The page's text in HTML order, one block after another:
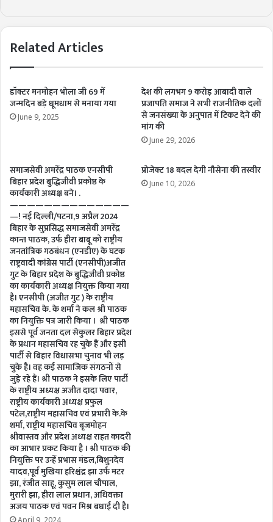
Related Articles
डॉक्टर मनमोहन भोला जी 69 में
जन्मदिन बड़े धूमधाम से मनाया गया
June 9, 2025
देश की लगभग 9 करोड़ आबादी वाले
प्रजापति समाज ने सभी राजनीतिक दलों
से जनसंख्या के अनुपात में टिकट देने की
मांग की
June 29, 2026
समाजसेवी अमरेंद्र पाठक एनसीपी
बिहार प्रदेश बुद्धिजीवी प्रकोष्ठ के
कार्यकारी अध्यक्ष बने। .
——————————————
—! नई दिल्ली/पटना,9 अप्रैल 2024
बिहार के सुप्रसिद्ध समाजसेवी अमरेंद्र
कान्त पाठक, उर्फ हीरा बाबू को राष्ट्रीय
जनतांत्रिक गठबंधन (एनडीए) के घटक
राष्ट्रवादी कांग्रेस पार्टी (एनसीपी)अजीत
गुट के बिहार प्रदेश के बुद्धिजीवी प्रकोष्ठ
का कार्यकारी अध्यक्ष नियुक्त किया गया
है। एनसीपी (अजीत गुट ) के राष्ट्रीय
महासचिव के. के शर्मा ने कल श्री पाठक
का नियुक्ति पत्र जारी किया । श्री पाठक
इससे पूर्व जनता दल सेकुलर बिहार प्रदेश
के प्रधान महासचिव रह चुके हैं और इसी
पार्टी से बिहार विधासभा चुनाव भी लड़
चुके है। वह कई सामाजिक संगठनों से
जुड़े रहे हैं। श्री पाठक ने इसके लिए पार्टी
के राष्ट्रीय अध्यक्ष अजीत दादा पवार,
राष्ट्रीय कार्यकारी अध्यक्ष प्रफुल
पटेल,राष्ट्रीय महासचिव एवं प्रभारी के.के
शर्मा, राष्ट्रीय महासचिव बृजमोहन
श्रीवास्तव और प्रदेश अध्यक्ष राहत कादरी
का आभार प्रकट किया है । श्री पाठक की
नियुक्ति पर उन्हें प्रभास मंडल,बिशुनदेव
यादव,पूर्व मुखिया हरिश्चंद्र झा उर्फ मटर
झा, रंजीत साहू, कुसुम लाल चौपाल,
मुरारी झा, हीरा लाल प्रधान, अधिवक्ता
अजय पाठक एवं पवन मिश्र बधाई दी है।
April 9, 2024
प्रोजेक्ट 18 बदल देगी नौसेना की तस्वीर
June 10, 2026